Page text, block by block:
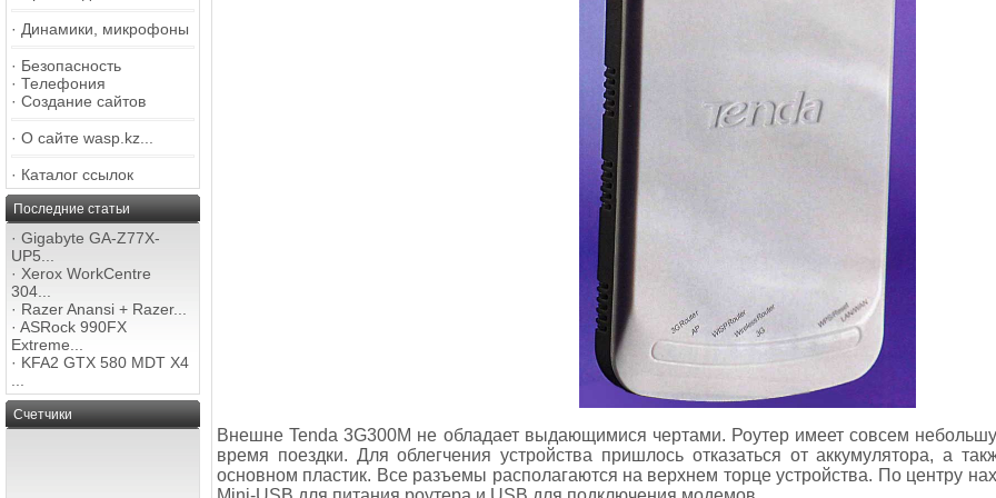
· Динамики, микрофоны
· Безопасность
· Телефония
· Создание сайтов
· О сайте wasp.kz...
· Каталог ссылок
Последние статьи
· Gigabyte GA-Z77X-
UP5...
· Xerox WorkCentre
304...
· Razer Anansi + Razer...
· ASRock 990FX
Extreme...
· KFA2 GTX 580 MDT X4
Счетчики
Внешне Tenda 3G300M не обладает выдающимися чертами. Роутер имеет совсем
время поездки. Для облегчения устройства пришлось отказаться от аккумулятора, а
основном пластик. Все разъемы располагаются на верхнем торце устройства. По центру